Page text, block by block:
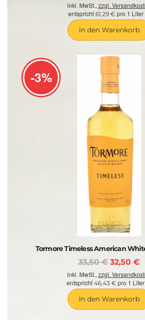
inkl. MwSt., zzgl.
entspricht 61,29 € pro 1 Liter
In den Warenkorb
-3%
Tormore Timeless American
33,50 € 32,50 €
inkl. MwSt., zzgl.
entspricht 46,43 € pro 1
In den Warenkorb